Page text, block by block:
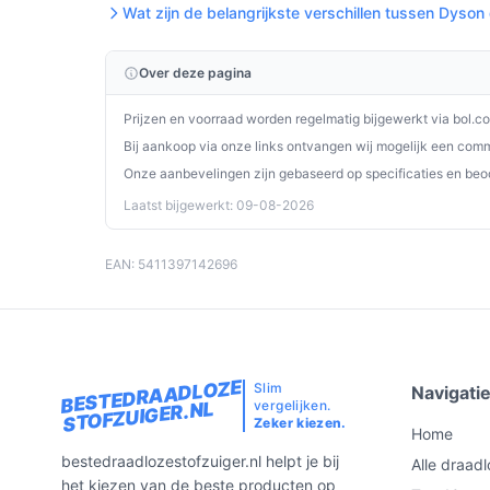
gebruiksvriendelijke oplossing voor al je
Ontdek alle specificaties en vergelijk prijzen
wat perfect past bij jouw behoeften!
Wat zijn de belangrijkste verschillen tussen
Over deze pagina
Prijzen en voorraad worden regelmatig bijgewerkt via
Bij aankoop via onze links ontvangen wij mogelijk een
Onze aanbevelingen zijn gebaseerd op specificaties en
Laatst bijgewerkt: 09-08-2026
EAN: 5411397142696
BESTEDRAADLOZE
STOFZUIGER.NL
Slim
vergelijken.
Zeker kiezen.
bestedraadlozestofzuiger.nl helpt je bij
het kiezen van de beste producten op
Navigatie
Home
Alle